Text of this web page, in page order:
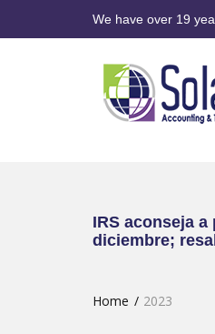
We have over 19
IRS aconseja
diciembre;
Home 2023